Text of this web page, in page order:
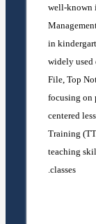
well-known
in
widely used
File, Top
focusing on
centered
Training
teaching
classes.